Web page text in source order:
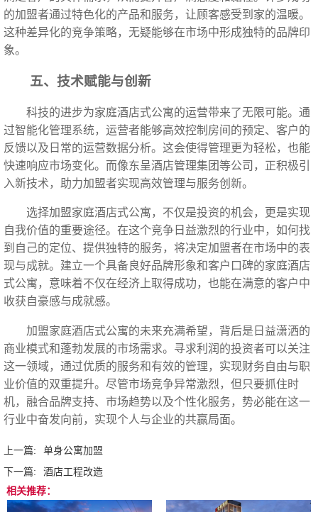
的加盟者通过特色化的产品和服务，让顾客感受到家的温暖。
这种差异化的竞争策略，无疑能够在市场中形成独特的品牌印
象。
五、技术赋能与创新
科技的进步为家庭酒店式公寓的运营带来了无限可能。通
过智能化管理系统，运营者能够高效控制房间的预定、客户的
反馈以及日常的运营数据分析。这会使得管理更为轻松，也能
快速响应市场变化。而像东呈酒店管理集团等公司，正积极引
入新技术，助力加盟者实现高效管理与服务创新。
选择加盟家庭酒店式公寓，不仅是投资的机会，更是实现
自我价值的重要途径。在这个竞争日益激烈的行业中，如何找
到自己的定位、提供独特的服务，将决定加盟者在市场中的表
现与成就。建立一个具备良好品牌形象和客户口碑的家庭酒店
式公寓，意味着不仅在经济上取得成功，也能在满意的客户中
收获自豪感与成就感。
加盟家庭酒店式公寓的未来充满希望，背后是日益潇洒的
商业模式和蓬勃发展的市场需求。寻求利润的投资者可以关注
这一领域，通过优质的服务和有效的管理，实现财务自由与职
业价值的双重提升。尽管市场竞争异常激烈，但只要抓住时
机，融合品牌支持、市场趋势以及个性化服务，势必能在这一
行业中奋发向前，实现个人与企业的共赢局面。‍
上一篇:
单身公寓加盟
下一篇:
酒店工程改造
相关推荐：